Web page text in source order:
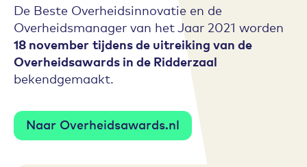
De Beste Overheidsinnovatie en de
Overheidsmanager van het Jaar 2021 worden
18 november tijdens de uitreiking van de
Overheidsawards in de Ridderzaal
bekendgemaakt.
Naar Overheidsawards.nl